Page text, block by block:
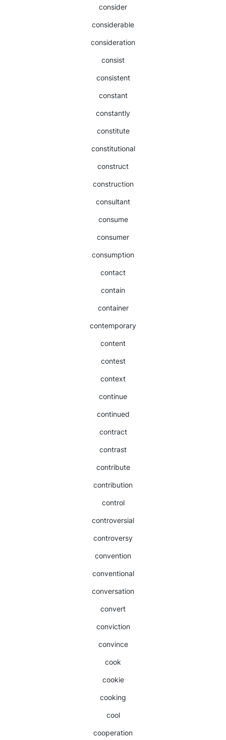
consider
considerable
consideration
consist
consistent
constant
constantly
constitute
constitutional
construct
construction
consultant
consume
consumer
consumption
contact
contain
container
contemporary
content
contest
context
continue
continued
contract
contrast
contribute
contribution
control
controversial
controversy
convention
conventional
conversation
convert
conviction
convince
cook
cookie
cooking
cool
cooperation